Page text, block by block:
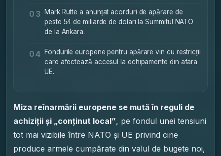
03
Mark Rutte a anunțat acorduri de apărare de
peste 54 de miliarde de dolari la Summitul NATO
de la Ankara.
04
Fondurile europene pentru apărare vin cu restricții
care afectează accesul la echipamente din afara
UE.
Miza reînarmării europene se mută în reguli de
achiziții și „conținut local”, pe fondul unei tensiuni
tot mai vizibile între NATO și UE privind cine
produce armele cumpărate din valul de bugete noi,